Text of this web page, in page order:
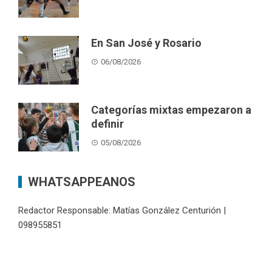
En San José y Rosario
06/08/2026
Categorías mixtas empezaron a
definir
05/08/2026
WHATSAPPEANOS
Redactor Responsable: Matías González Centurión |
098955851